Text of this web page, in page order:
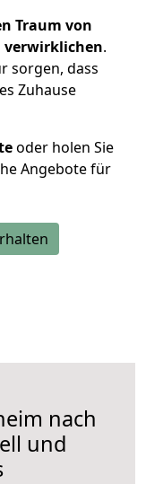
Traum von
verwirklichen.
sorgen, dass
Zuhause
oder holen Sie
Angebote für
nach
und